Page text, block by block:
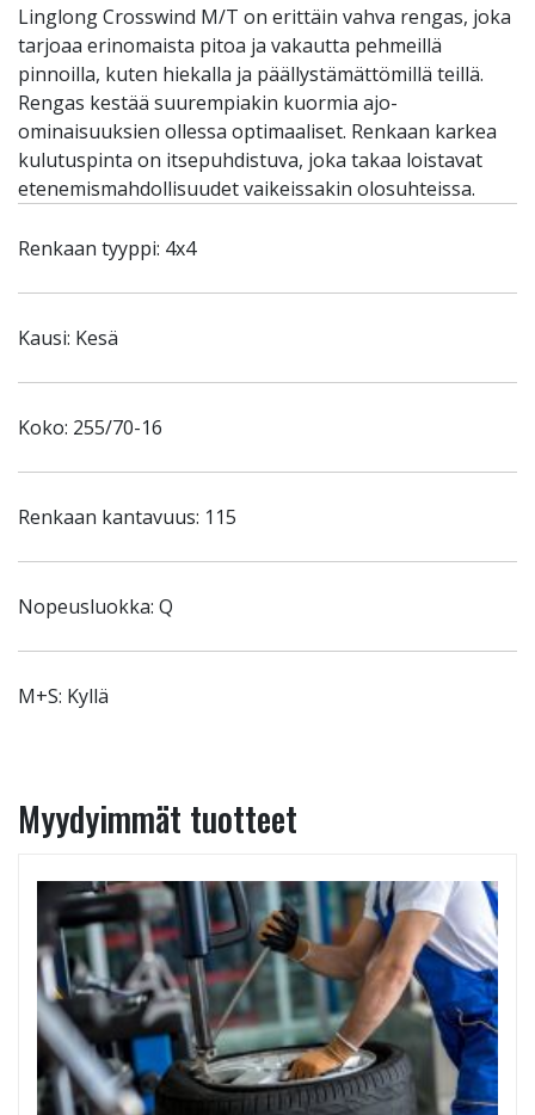
Linglong Crosswind M/T on erittäin vahva rengas, joka
tarjoaa erinomaista pitoa ja vakautta pehmeillä
pinnoilla, kuten hiekalla ja päällystämättömillä teillä.
Rengas kestää suurempiakin kuormia ajo-
ominaisuuksien ollessa optimaaliset. Renkaan karkea
kulutuspinta on itsepuhdistuva, joka takaa loistavat
etenemismahdollisuudet vaikeissakin olosuhteissa.
Renkaan tyyppi: 4x4
Kausi: Kesä
Koko: 255/70-16
Renkaan kantavuus: 115
Nopeusluokka: Q
M+S: Kyllä
Myydyimmät tuotteet